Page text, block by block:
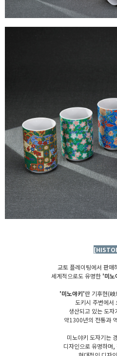
교토 플레이팅에서 판매
세계적으로도 유명한 '미
'미노야키'란 기후현(
도키시 주변에서
생산되고 있는 도자
약1300년의 전통과
미노야키 도자기는
디자인으로 유명하며